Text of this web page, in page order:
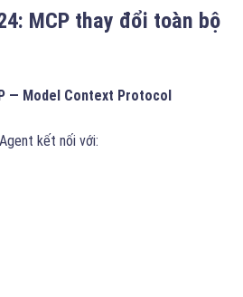
MCP thay đổi toàn bộ
— Model Context Protocol
kết nối với: